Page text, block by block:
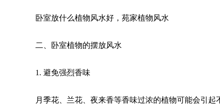
卧室放什么植物风水好，苑家植物风水
二、卧室植物的摆放风水
1. 避免强烈香味
月季花、兰花、夜来香等香味过浓的植物可能会引起